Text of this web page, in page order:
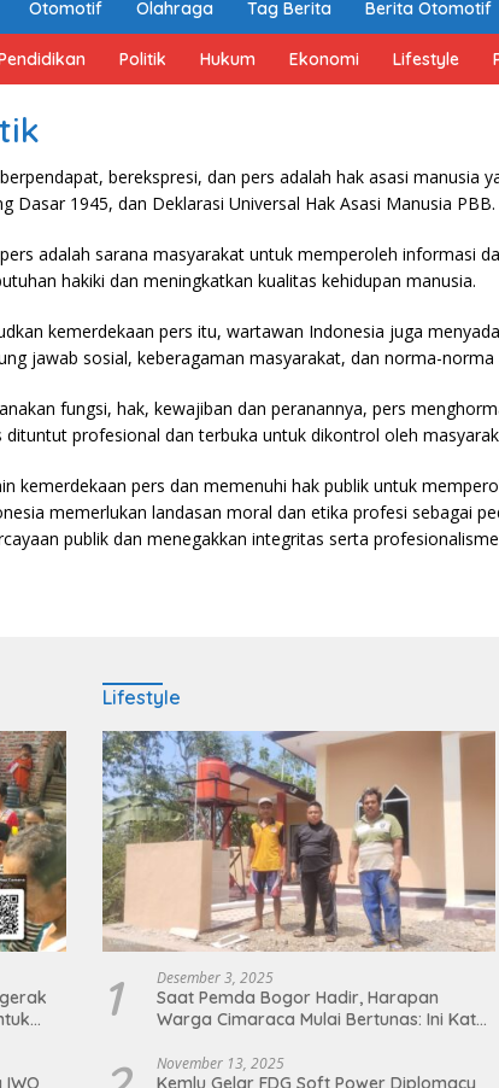
Otomotif Olahraga Tag Berita Berita Otomotif
Politik Hukum Ekonomi Lifestyle
berekspresi, dan pers adalah hak asasi manusia
Dasar 1945, dan Deklarasi Universal Hak Asasi Manusia PBB.
adalah sarana masyarakat untuk memperoleh informasi
hakiki dan meningkatkan kualitas kehidupan manusia.
kemerdekaan pers itu, wartawan Indonesia juga
jawab sosial, keberagaman masyarakat, dan norma-norma
fungsi, hak, kewajiban dan peranannya, pers
dituntut profesional dan terbuka untuk dikontrol oleh
kemerdekaan pers dan memenuhi hak publik untuk
memerlukan landasan moral dan etika profesi sebagai
publik dan menegakkan integritas serta
Lifestyle
1 Desember 3, 2025
Saat Pemda Bogor Hadir, Harapan
Warga Cimaraca Mulai Bertunas: Ini Kata
November 13, 2025